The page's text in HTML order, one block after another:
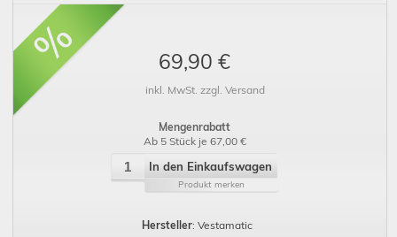
69,90 €
inkl. MwSt. zzgl. Versand
Mengenrabatt
Ab 5 Stück je 67,00 €
In den Einkaufswagen
Produkt merken
Hersteller: Vestamatic